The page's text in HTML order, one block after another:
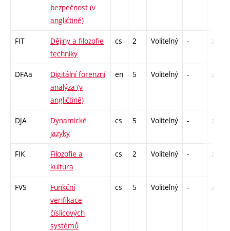
bezpečnost (v
angličtině)
FIT
Dějiny a filozofie
techniky
cs 2 Volitelný - zá
DFAa
Digitální forenzní
analýza (v
angličtině)
en 5 Volitelný - zk
DJA
Dynamické
jazyky
cs 5 Volitelný - zk
FIK
Filozofie a
kultura
cs 2 Volitelný - zá
FVS
Funkční
verifikace
číslicových
systémů
cs 5 Volitelný - zk